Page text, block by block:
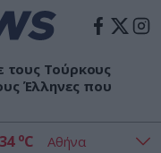
τους Τούρκους
Έλληνες που
34 oC